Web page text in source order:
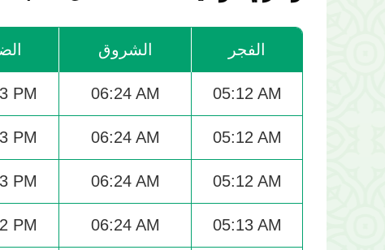
الشروق الفجر
PM 06:24 AM 05:12 AM
PM 06:24 AM 05:12 AM
PM 06:24 AM 05:12 AM
PM 06:24 AM 05:13 AM